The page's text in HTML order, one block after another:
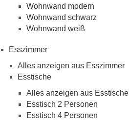
Wohnwand modern
Wohnwand schwarz
Wohnwand weiß
Esszimmer
Alles anzeigen aus Esszimmer
Esstische
Alles anzeigen aus Esstische
Esstisch 2 Personen
Esstisch 4 Personen